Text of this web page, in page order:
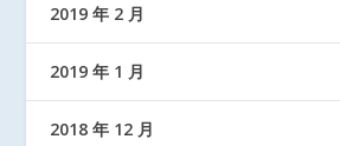
2019 年 2 月
2019 年 1 月
2018 年 12 月